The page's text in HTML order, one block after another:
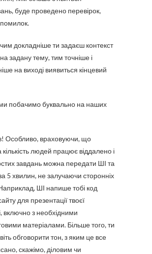
буде проведено перевірок,
чим докладніше ти задаєш контекст
задану тему, тим точніше і
на виході виявиться кінцевий
ми побачимо буквально на наших
Особливо, враховуючи, що
людей працює віддалено і
завдань можна передати ШІ та
5 хвилин, не залучаючи сторонніх
ШІ напише тобі код
для презентації твоєї
включно з необхідними
матеріалами. Більше того, ти
обговорити тон, з яким це все
скажімо, діловим чи